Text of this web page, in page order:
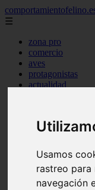
Usamos
rastreo para
navegación
☰
zona pro
comercio
aves
protagonistas
actualidad
canal tv
novedades
tablon de
uncategorized
zona pro